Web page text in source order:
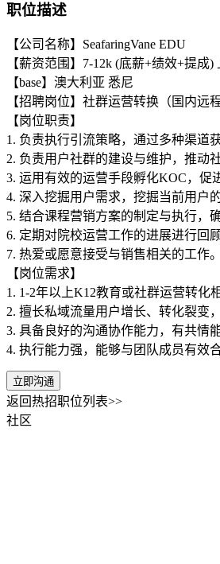
职位描述
【公司名称】SeafaringVane EDU
【薪资范围】7-12k (底薪+绩效+提成)
【base】澳大利亚 悉尼
【招聘岗位】社群运营转换（国内远
【岗位职责】
1. 负责执行引流策略，通过多种渠道
2. 负责用户社群的建设与维护，推动
3. 运用有效的运营手段孵化KOC，促
4. 深入挖掘用户需求，挖掘当前用户
5. 结合课程营销方案的制定与执行，
6. 定期对院校运营工作的进展进行回
7. 热爱或愿意接受与销售相关的工作。
【岗位需求】
1. 1-2年以上K12教育或社群运营转化
2. 擅长私域流量用户增长、转化裂变
3. 具备良好的沟通协作能力，有共情能
4. 执行能力强，能够与团队成员有效
立即沟通
返回热招职位列表>>
社区